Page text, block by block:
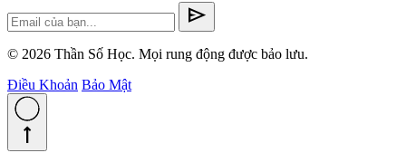
send
© 2026 Thần Số Học. Mọi rung động được bảo lưu.
Điều Khoản Bảo Mật
straight